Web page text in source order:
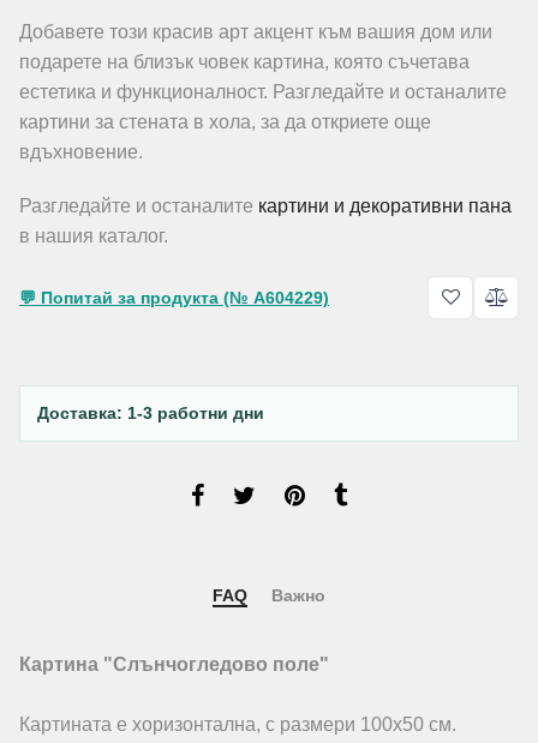
Добавете този красив арт акцент към вашия дом или
подарете на близък човек картина, която съчетава
естетика и функционалност. Разгледайте и останалите
картини за стената в хола, за да откриете още
вдъхновение.
Разгледайте и останалите картини и декоративни пана
в нашия каталог.
💬 Попитай за продукта (№ A604229)
Доставка: 1-3 работни дни
FAQ Важно
Картина "Слънчогледово поле"
Картината е хоризонтална, с размери 100х50 см.